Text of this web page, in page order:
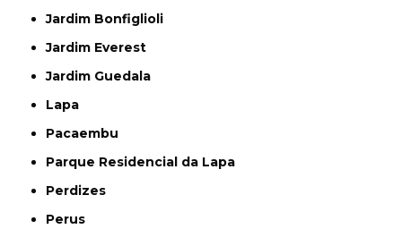
Jardim Bonfiglioli
Jardim Everest
Jardim Guedala
Lapa
Pacaembu
Parque Residencial da Lapa
Perdizes
Perus